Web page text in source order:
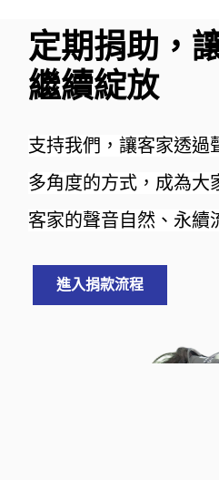
定期捐助，
繼續綻放
支持我們，讓客家透過
多角度的方式，成為大
客家的聲音自然、永續
進入捐款流程